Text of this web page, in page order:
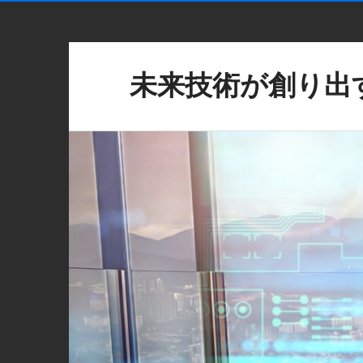
未来技術が創り出